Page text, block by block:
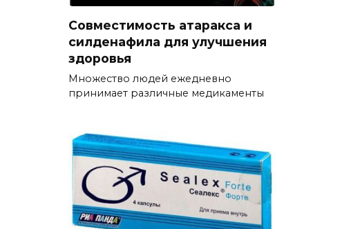
Совместимость атаракса и
силденафила для улучшения
здоровья
Множество людей ежедневно
принимает различные медикаменты